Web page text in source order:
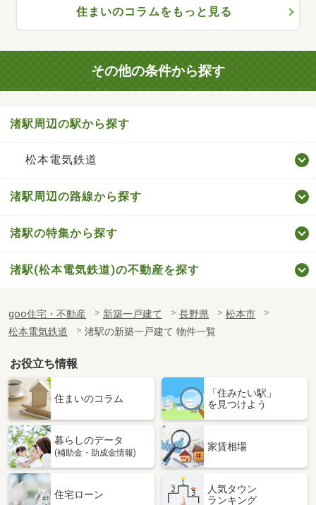
住まいのコラムをもっと見る
その他の条件から探す
渚駅周辺の駅から探す
松本電気鉄道
渚駅周辺の路線から探す
渚駅の特集から探す
渚駅(松本電気鉄道)の不動産を探す
goo住宅・不動産 新築一戸建て 長野県
松本市
松本電気鉄道
渚駅の新築一戸建て 物件一覧
お役立ち情報
住まいのコラム
「住みたい駅」
を見つけよう
暮らしのデータ
(補助金・助成金情報)
家賃相場
住宅ローン
人気タウン
ランキング